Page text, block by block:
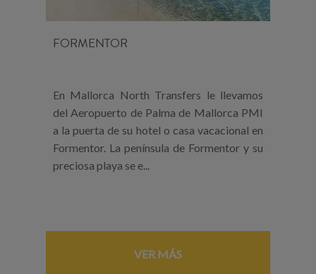
FORMENTOR
En Mallorca North Transfers le llevamos
del Aeropuerto de Palma de Mallorca PMI
a la puerta de su hotel o casa vacacional en
Formentor. La península de Formentor y su
preciosa playa se e...
VER MÁS